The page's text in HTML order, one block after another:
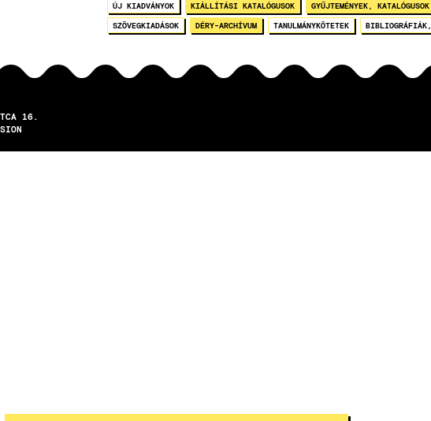
ÚJ KIADVÁNYOK KIÁLLÍTÁSI KATALÓGUSOK GYŰJTEMÉNYEK, KATALÓGUSOK
SZÖVEGKIADÁSOK DÉRY-ARCHÍVUM TANULMÁNYKÖTETEK BIBLIOGRÁFIÁK,
16.